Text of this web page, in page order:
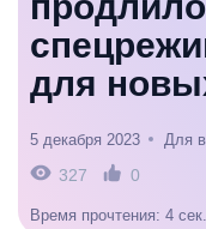
для
5 декабря 2023 Для
327 0
Время прочтения: 4 сек.